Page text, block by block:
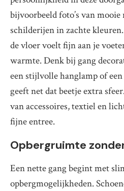
bijvoorbeeld foto’s van
schilderijen in zachte
de vloer voelt fijn aan je
warmte. Denk bij gang
een stijlvolle hanglamp of
geeft net dat beetje extra
van accessoires, textiel en
fijne entree.
Opbergruimte
Een nette gang begint met
opbergmogelijkheden.